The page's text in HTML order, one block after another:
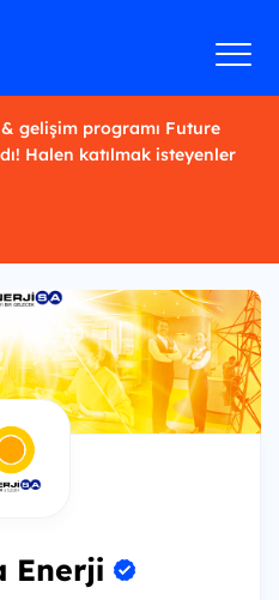
gelişim programı Future
Halen katılmak isteyenler
Enerji